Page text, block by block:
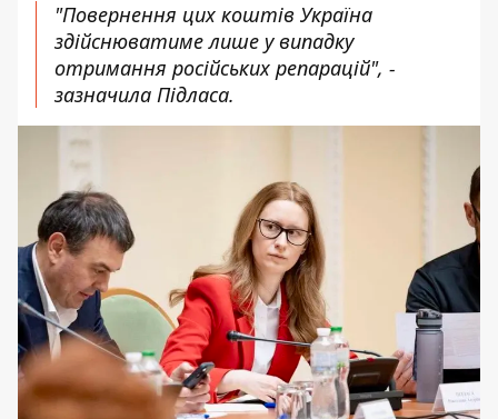
"Повернення цих коштів Україна
здійснюватиме лише у випадку
отримання російських репарацій", -
зазначила Підласа.